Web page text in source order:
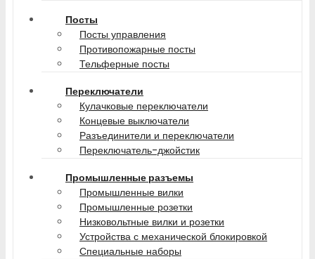
Посты
Посты управления
Противопожарные посты
Тельферные посты
Переключатели
Кулачковые переключатели
Концевые выключатели
Разъединители и переключатели
Переключатель-джойстик
Промышленные разъемы
Промышленные вилки
Промышленные розетки
Низковольтные вилки и розетки
Устройства с механической блокировкой
Специальные наборы